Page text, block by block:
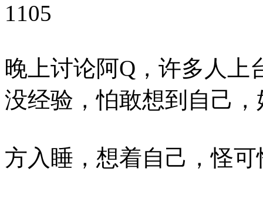
1105
晚上讨论阿Q，许多人上
没经验，怕敢想到自己
方入睡，想着自己，怪